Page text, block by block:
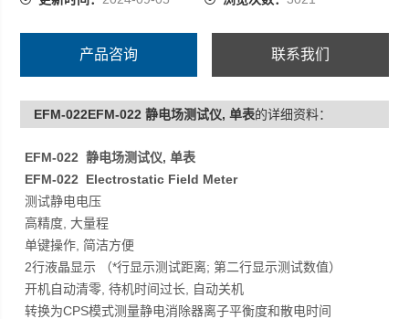
产品咨询 联系我们
EFM-022EFM-022 静电场测试仪, 单表的详细资料：
EFM-022 静电场测试仪, 单表
EFM-022 Electrostatic Field Meter
测试静电电压
高精度, 大量程
单键操作, 简洁方便
2行液晶显示 （*行显示测试距离; 第二行显示测试数值）
开机自动清零, 待机时间过长, 自动关机
转换为CPS模式测量静电消除器离子平衡度和散电时间